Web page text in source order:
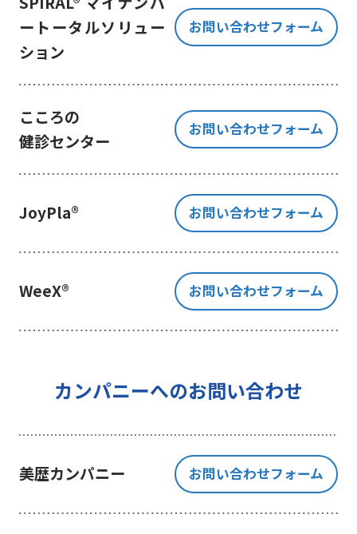
はございません。
但し、お客様から同意をいただいた
場合のみ、日本及びアメリカ合衆国
※Google LLC は日本の個人情報保
護法が適用される個人情報取扱事業
者と同等の体制を整備しています。
詳しくは、11.Google 拡張コンバ
ージョンの利用をご確認ください。
当社が管理する本フォームから取
得した情報とGoogle LLC が管理す
る当社Webサイト閲覧履歴等の情報
を紐づけ、お客様の興味関心に沿っ
た当社サービスに関する広告の配信
4 個人情報の外部委託について
個人情報の取扱いを一部、または全
部を委託する場合、十分な個人情報
の保護水準を満たしている者を選定
する基準を確立、選定し、管理監督
いたします。
ートータルソリュー
ション
お問い合わせフォーム
こころの
健診センター
お問い合わせフォーム
JoyPla® お問い合わせフォーム
WeeX® お問い合わせフォーム
カンパニーへのお問い合わせ
美歴カンパニー お問い合わせフォーム